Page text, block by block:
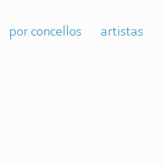
por concellos artistas